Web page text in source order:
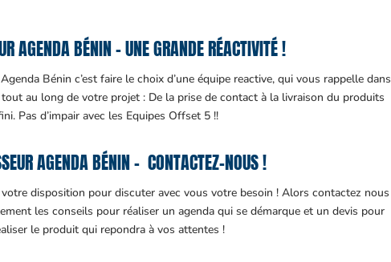
AGENDA BÉNIN – UNE GRANDE RÉACTIVITÉ !
Bénin c’est faire le choix d’une équipe reactive, qui vous rappelle dans
au long de votre projet : De la prise de contact à la livraison du produits
Pas d’impair avec les Equipes Offset 5 !!
AGENDA BÉNIN – CONTACTEZ-NOUS !
disposition pour discuter avec vous votre besoin ! Alors contactez nous
les conseils pour réaliser un agenda qui se démarque et un devis pour
le produit qui repondra à vos attentes !